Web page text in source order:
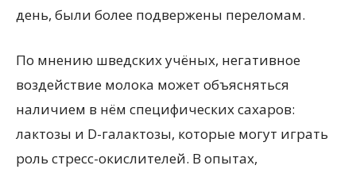
день, были более подвержены переломам.
По мнению шведских учёных, негативное
воздействие молока может объясняться
наличием в нём специфических сахаров:
лактозы и D-галактозы, которые могут играть
роль стресс-окислителей. В опытах,